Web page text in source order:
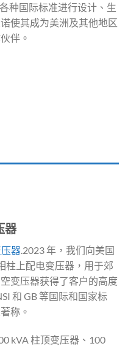
种国际标准进行设计、生
使其成为美洲及其他地区
伴。
器
器 .2023 年，我们向美国
柱上配电变压器，用于郊
变压器获得了客户的高度
和 GB 等国际和国家标
称。
kVA 柱顶变压器、100